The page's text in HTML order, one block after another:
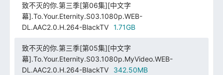
致不灭的你.第三季[第06集][中文字
幕].To.Your.Eternity.S03.1080p.WEB-
DL.AAC2.0.H.264-BlackTV
1.71GB
致不灭的你.第三季[第05集][中文字
幕].To.Your.Eternity.S03.1080p.MyVideo.WEB-
DL.AAC2.0.H.264-BlackTV
342.50MB